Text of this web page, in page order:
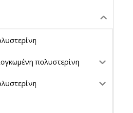
πολυστερίνη